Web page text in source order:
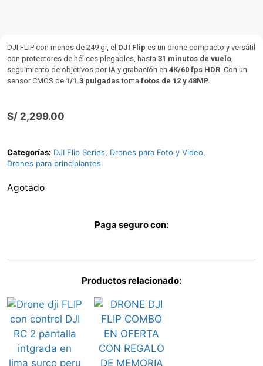
DJI FLIP con menos de 249 gr, el DJI Flip es un drone compacto y versátil
con protectores de hélices plegables, hasta 31 minutos de vuelo,
seguimiento de objetivos por IA y grabación en 4K/60 fps HDR. Con un
sensor CMOS de 1/1.3 pulgadastoma fotos de 12 y 48MP.
S/ 2,299.00
Categorías: DJI Flip Series, Drones para Foto y Video,
Drones para principiantes
Agotado
Paga seguro con:
Productos relacionado: